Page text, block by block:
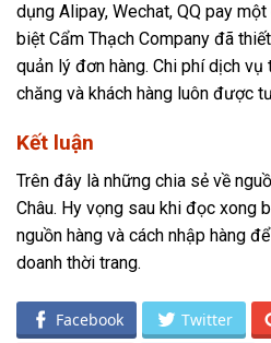
dụng Alipay, Wechat, QQ pay
biệt Cẩm Thạch Company đã
quản lý đơn hàng. Chi phí dịch
chăng và khách hàng luôn được
Kết luận
Trên đây là những chia sẻ về
Châu. Hy vọng sau khi đọc xong
nguồn hàng và cách nhập hàng
doanh thời trang.
Facebook Twitter